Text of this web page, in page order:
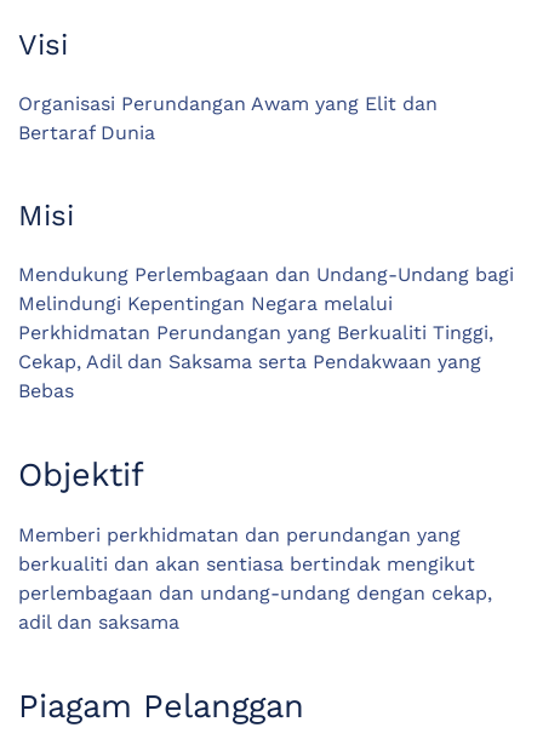
Visi
Organisasi Perundangan Awam yang Elit dan
Bertaraf Dunia
Misi
Mendukung Perlembagaan dan Undang-Undang bagi
Melindungi Kepentingan Negara melalui
Perkhidmatan Perundangan yang Berkualiti Tinggi,
Cekap, Adil dan Saksama serta Pendakwaan yang
Bebas
Objektif
Memberi perkhidmatan dan perundangan yang
berkualiti dan akan sentiasa bertindak mengikut
perlembagaan dan undang-undang dengan cekap,
adil dan saksama
Piagam Pelanggan